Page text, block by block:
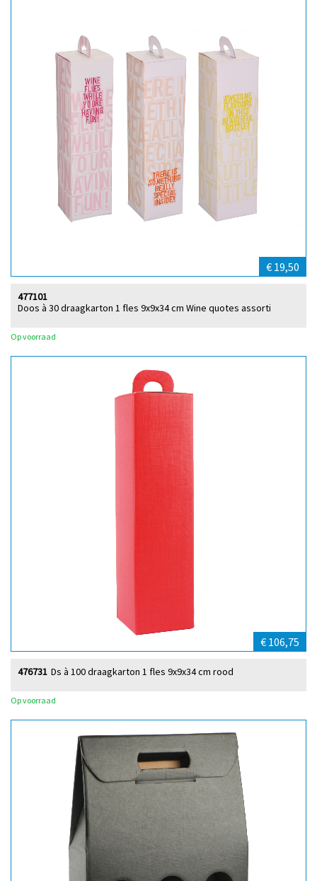
€ 19,50
Doos à 30 draagkarton 1 fles 9x9x34 cm Wine quotes assorti
477101
Op voorraad
€ 106,75
Ds à 100 draagkarton 1 fles 9x9x34 cm rood
476731
Op voorraad